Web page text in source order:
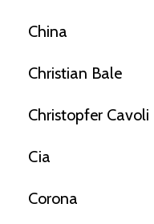
China
Christian Bale
Christopfer Cavoli
Cia
Corona